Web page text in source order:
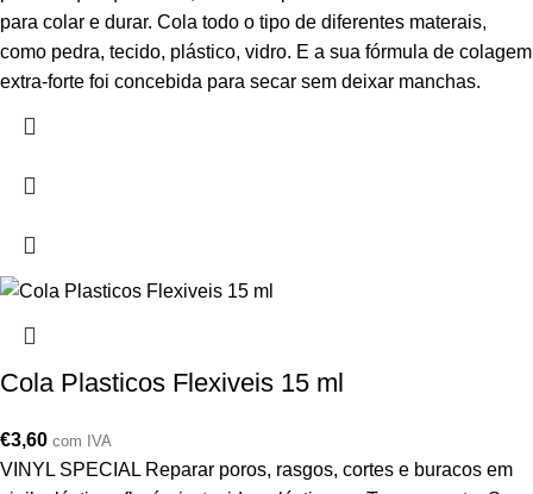
para colar e durar. Cola todo o tipo de diferentes materais,
como pedra, tecido, plástico, vidro. E a sua fórmula de colagem
extra-forte foi concebida para secar sem deixar manchas.
Cola Plasticos Flexiveis 15 ml
€3,60 com IVA
VINYL SPECIAL Reparar poros, rasgos, cortes e buracos em